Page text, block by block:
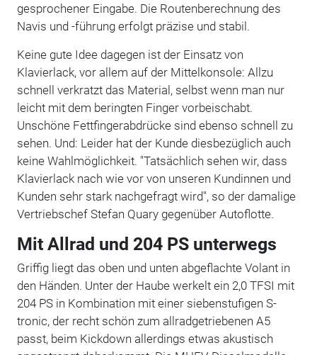
gesprochener Eingabe. Die Routenberechnung des
Navis und -führung erfolgt präzise und stabil.
Keine gute Idee dagegen ist der Einsatz von
Klavierlack, vor allem auf der Mittelkonsole: Allzu
schnell verkratzt das Material, selbst wenn man nur
leicht mit dem beringten Finger vorbeischabt.
Unschöne Fettfingerabdrücke sind ebenso schnell zu
sehen. Und: Leider hat der Kunde diesbezüglich auch
keine Wahlmöglichkeit. "Tatsächlich sehen wir, dass
Klavierlack nach wie vor von unseren Kundinnen und
Kunden sehr stark nachgefragt wird", so der damalige
Vertriebschef Stefan Quary gegenüber Autoflotte.
Mit Allrad und 204 PS unterwegs
Griffig liegt das oben und unten abgeflachte Volant in
den Händen. Unter der Haube werkelt ein 2,0 TFSI mit
204 PS in Kombination mit einer siebenstufigen S-
tronic, der recht schön zum allradgetriebenen A5
passt, beim Kickdown allerdings etwas akustisch